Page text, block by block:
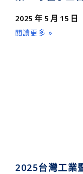
2025 年 5 月 15 日
閱讀更多 »
2025台灣工業